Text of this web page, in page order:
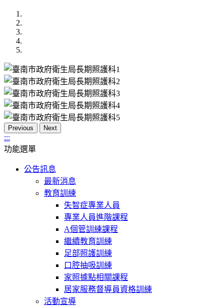
Previous Next
:::
功能選單
公告訊息
最新消息
教育訓練
失智症專業人員
專業人員進階課程
A個管訓練課程
繼續教育訓練
足部照護訓練
口腔抽吸訓練
家照據點相關課程
居家服務督導員資格訓練
活動宣導